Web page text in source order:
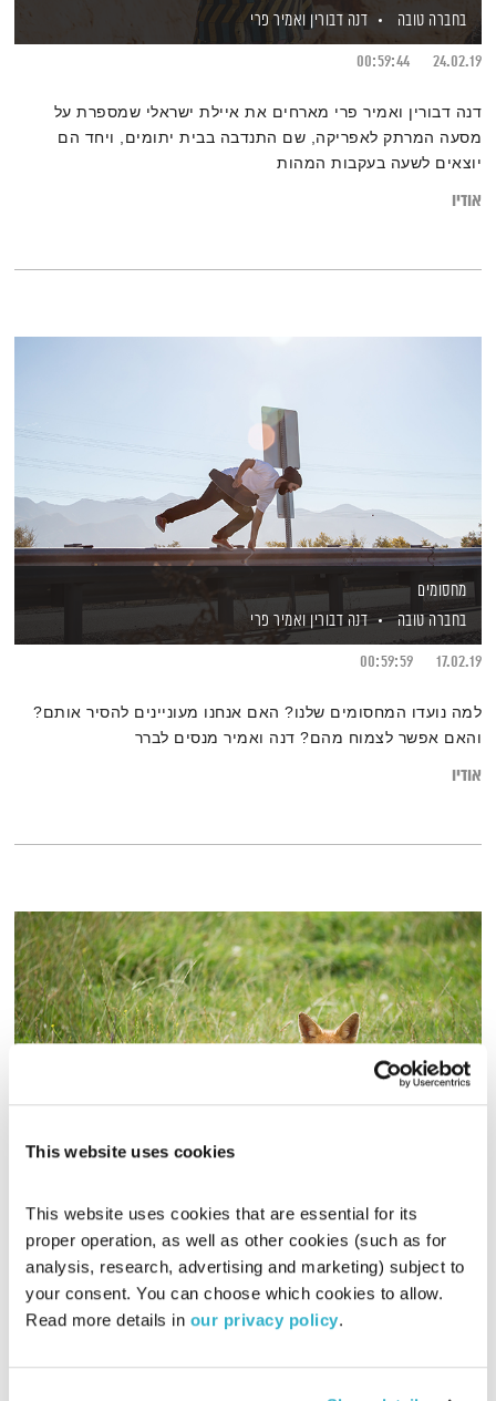
This website uses cookies
This website uses cookies that are essential for its
proper operation, as well as other cookies (such as for
analysis, research, advertising and marketing) subject to
your consent. You can choose which cookies to allow.
Read more details in our privacy policy.
בחברה טובה
דנה דבורין ואמיר פרי
24.02.19
00:59:44
דנה דבורין ואמיר פרי מארחים את איילת ישראלי שמספרת על
מסעה המרתק לאפריקה, שם התנדבה בבית יתומים, ויחד הם
יוצאים לשעה בעקבות המהות
אודיו
מחסומים
בחברה טובה
דנה דבוריןואמיר פרי
17.02.19
00:59:59
למה נועדו המחסומים שלנו? האם אנחנו מעוניינים להסיר אותם?
והאם אפשר לצמוח מהם? דנה ואמיר מנסים לברר
אודיו
13.02.19
00:59:18
אז מה באמת עדיף – להיות ראש לשועלים או זנב לאריות? ועד כמה
החברה מכתיבה לנו מה לבחור?